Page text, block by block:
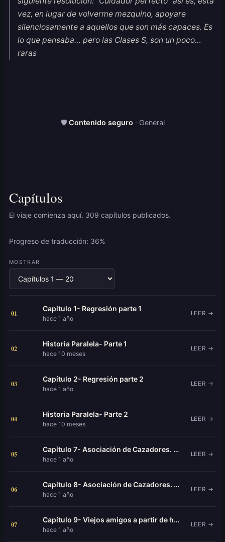
vez, en lugar de volverme mezquino, apoyare
silenciosamente a aquellos que son más capaces. Es
lo que pensaba… pero las Clases S, son un poco…
raras
🛡 Contenido seguro · General
Capítulos
El viaje comienza aquí. 309 capítulos publicados.
Progreso de traducción: 36%
MOSTRAR
01
Capítulo 1- Regresión parte 1
hace 1 año
LEER →
02
Historia Paralela- Parte 1
hace 10 meses
LEER →
03
Capítulo 2- Regresión parte 2
hace 1 año
LEER →
04
Historia Paralela- Parte 2
hace 10 meses
LEER →
05
Capítulo 7- Asociación de Cazadores. Parte 1
hace 1 año
LEER →
06
Capítulo 8- Asociación de Cazadores. Parte 2
hace 1 año
LEER →
07
Capítulo 9- Viejos amigos a partir de hoy.
hace 1 año
LEER →